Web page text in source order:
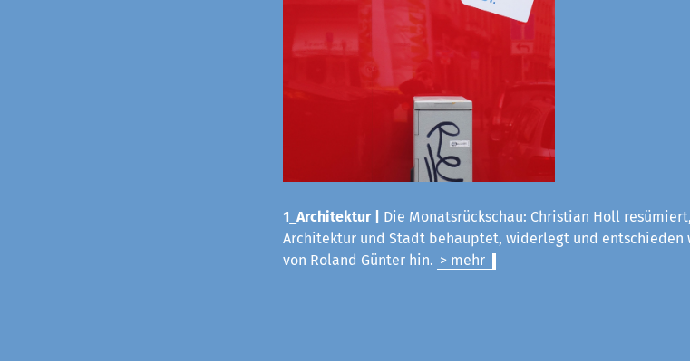
1_Architektur|
Die Monatsrückschau: Christian Holl
Architektur und Stadt behauptet, widerlegt und entschieden
von Roland Günter hin. > mehr